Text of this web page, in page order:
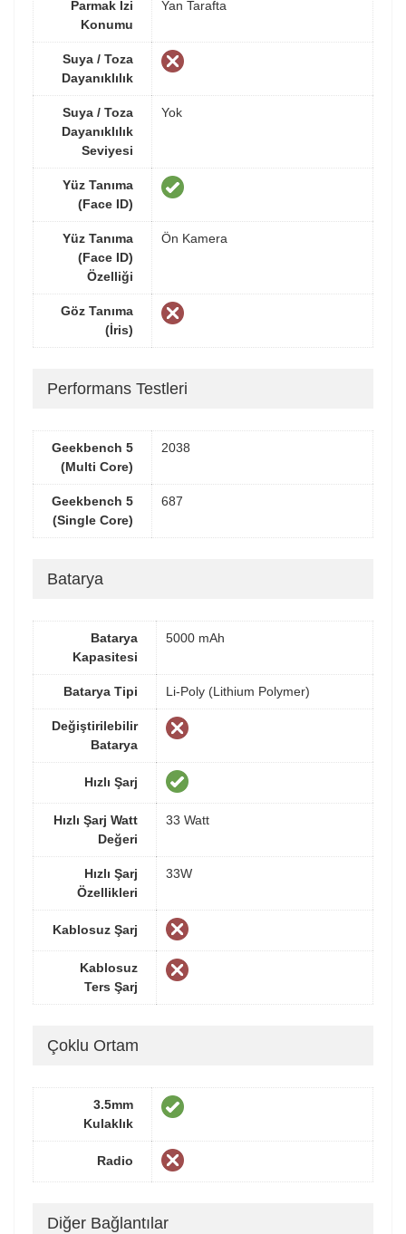
Parmak İzi
Konumu
Yan Tarafta
Suya / Toza
Dayanıklılık
Suya / Toza
Dayanıklılık
Seviyesi
Yok
Yüz Tanıma
(Face ID)
Yüz Tanıma
(Face ID)
Özelliği
Ön Kamera
Göz Tanıma
(İris)
Performans Testleri
Geekbench 5
(Multi Core)
2038
Geekbench 5
(Single Core)
687
Batarya
Batarya
Kapasitesi
5000 mAh
Batarya Tipi Li-Poly (Lithium Polymer)
Değiştirilebilir
Batarya
Hızlı Şarj
Hızlı Şarj Watt
Değeri
33 Watt
Hızlı Şarj
Özellikleri
33W
Kablosuz Şarj
Kablosuz
Ters Şarj
Çoklu Ortam
3.5mm
Kulaklık
Radio
Diğer Bağlantılar